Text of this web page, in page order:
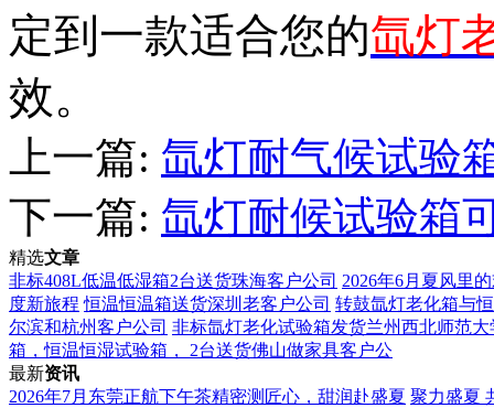
定到一款适合您的氙灯
效。
上一篇: 氙灯耐气候试验
下一篇: 氙灯耐候试验箱
精选文章
非标408L低温低湿箱2台送货珠海客户公司 2026年6月夏风里
度新旅程 恒温恒温箱送货深圳老客户公司 转鼓氙灯老化箱与
尔滨和杭州客户公司 非标氙灯老化试验箱发货兰州西北师范大
箱，恒温恒湿试验箱， ​2台送货佛山做家具客户公
最新资讯
2026年7月东莞正航下午茶精密测匠心，甜润赴盛夏 聚力盛夏